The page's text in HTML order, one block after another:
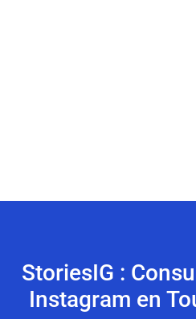
StoriesIG :
Instagram en